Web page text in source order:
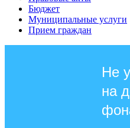
Бюджет
Муниципальные услуги
Прием граждан
Не
на